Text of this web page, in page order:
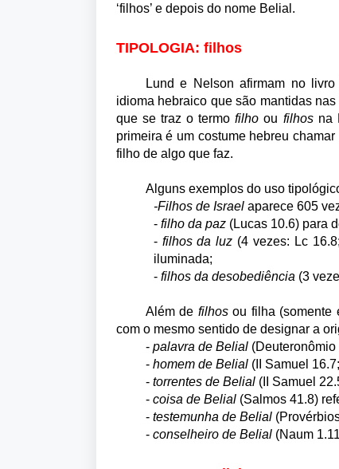
‘filhos’ e depois do nome Belial.
TIPOLOGIA: filhos
Lund e Nelson afirmam no livro
idioma hebraico que são mantidas
que se traz o termofilhoou filhos na
primeira é um costume hebreu
filho de algo que faz.
Alguns exemplos do uso
-Filhos de Israelaparece 605
-filho da paz(Lucas 10.6) para
-filhos da luz (4 vezes: Lc
iluminada;
-filhos da desobediência (3
Além de filhosou filha (somente
com o mesmo sentido de designar a
- palavra de Belial(Deuteronômio
- homem de Belial (II Samuel
- torrentes de Belial(II Samuel
- coisa de Belial(Salmos 41.8)
- testemunha de Belial
- conselheiro de Belial(Naum